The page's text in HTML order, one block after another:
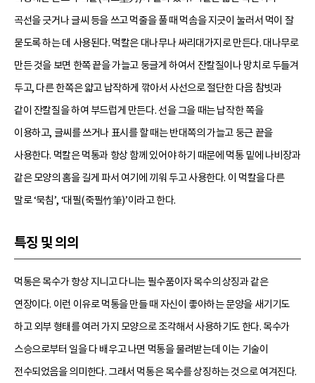
곡선을 긋거나 글씨 등을 쓰고 먹줄을 풀 때 먹솜을 지긋이 눌러서 먹이 잘
묻도록 하는 데 사용된다. 먹칼은 대나무나 싸리대가지로 만든다. 대나무로
만든 것을 보면 한쪽 끝을 가늘고 둥글게 하여서 잔칼질이나 망치로 두들겨
두고, 다른 한쪽은 얇고 납작하게 깎아서 사선으로 절단한 다음 참빗과
같이 잔칼질을 하여 부드럽게 만든다. 선을 그을 때는 납작한 쪽을
이용하고, 글씨를 쓰거나 표시를 할 때는 반대쪽의 가늘고 둥근 끝을
사용한다. 먹칼은 먹통과 항상 함께 있어야 하기 때문에 먹통 밑에 나비장과
같은 모양의 홈을 길게 파서 여기에 끼워 두고 사용한다. 이 먹칼을 다른
말로 ‘묵침’, ‘대필(죽필竹筆)’이라고 한다.
특징 및 의의
먹통은 목수가 항상 지니고 다니는 필수품이자 목수의 상징과 같은
연장이다. 이런 이유로 먹통을 만들 때 자신이 좋아하는 문양을 새기기도
하고 외부 형태를 여러 가지 모양으로 조각해서 사용하기도 한다. 목수가
스승으로부터 일을 다 배우고 나면 먹통을 물려받는데 이는 기술이
전수되었음을 의미한다. 그래서 먹통은 목수를 상징하는 것으로 여겨진다.